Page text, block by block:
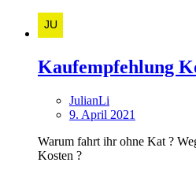
Kaufempfehlung
JulianLi
9. April 2021
Warum fahrt ihr ohne Kat ?
Kosten ?